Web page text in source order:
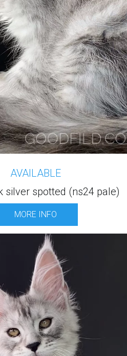
AVAILABLE
silver spotted (ns24 pale)
MORE INFO